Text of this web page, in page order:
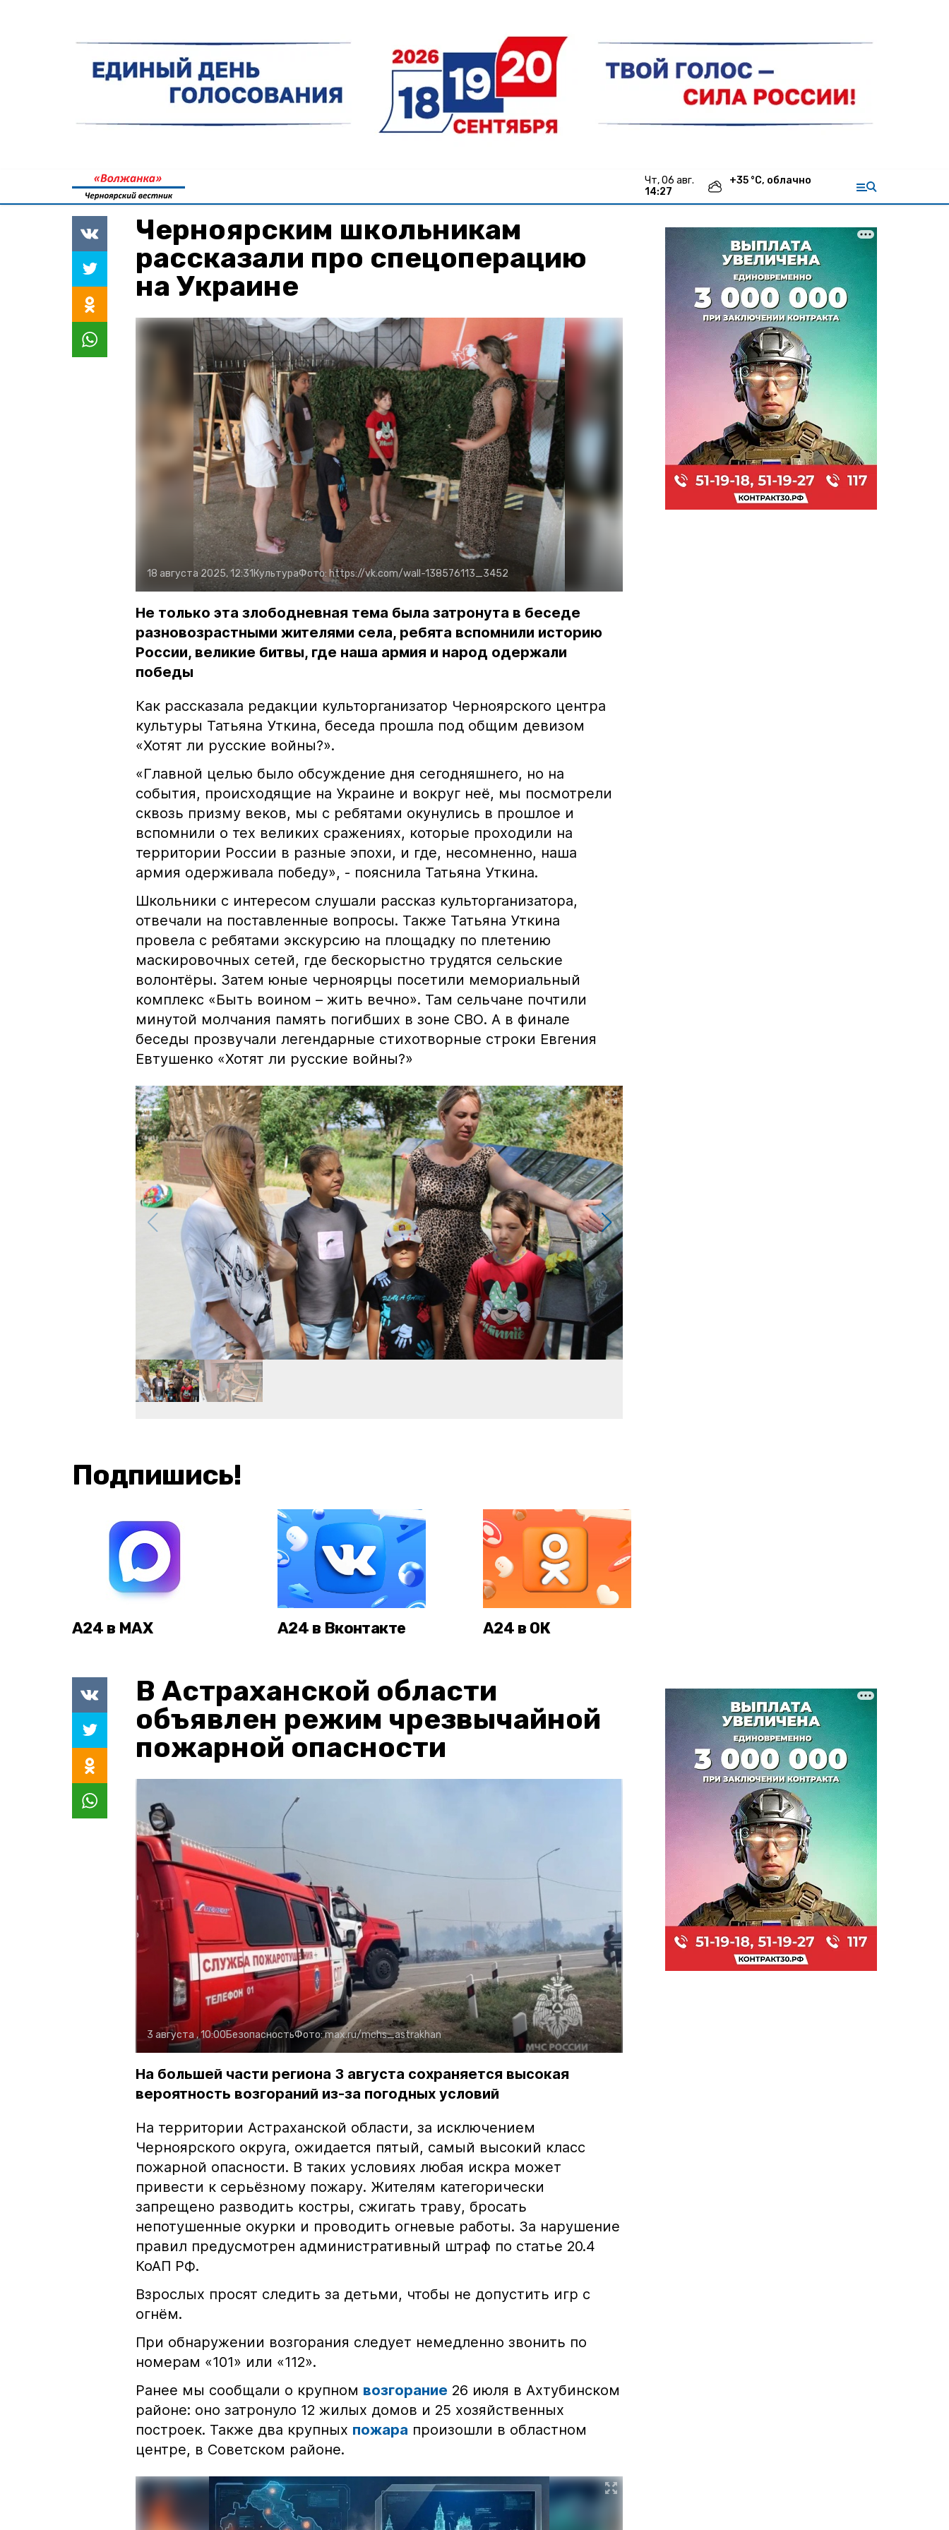
чт, 06 авг.
14:27
+35 °С, облачно
Черноярским школьникам
рассказали про спецоперацию
на Украине
18 августа 2025, 12:31 КультураФото: https://vk.com/wall-138576113_3452
Не только эта злободневная тема была затронута в беседе
разновозрастными жителями села, ребята вспомнили историю
России, великие битвы, где наша армия и народ одержали
победы
Как рассказала редакции культорганизатор Черноярского центра
культуры Татьяна Уткина, беседа прошла под общим девизом
«Хотят ли русские войны?».
«Главной целью было обсуждение дня сегодняшнего, но на
события, происходящие на Украине и вокруг неё, мы посмотрели
сквозь призму веков, мы с ребятами окунулись в прошлое и
вспомнили о тех великих сражениях, которые проходили на
территории России в разные эпохи, и где, несомненно, наша
армия одерживала победу», - пояснила Татьяна Уткина.
Школьники с интересом слушали рассказ культорганизатора,
отвечали на поставленные вопросы. Также Татьяна Уткина
провела с ребятами экскурсию на площадку по плетению
маскировочных сетей, где бескорыстно трудятся сельские
волонтёры. Затем юные черноярцы посетили мемориальный
комплекс «Быть воином – жить вечно». Там сельчане почтили
минутой молчания память погибших в зоне СВО. А в финале
беседы прозвучали легендарные стихотворные строки Евгения
Евтушенко «Хотят ли русские войны?»
Подпишись!
А24 в MAX А24 в Вконтакте А24 в ОК
В Астраханской области
объявлен режим чрезвычайной
пожарной опасности
3 августа , 10:00БезопасностьФото:max.ru/mchs_astrakhan
На большей части региона 3 августа сохраняется высокая
вероятность возгораний из-за погодных условий
На территории Астраханской области, за исключением
Черноярского округа, ожидается пятый, самый высокий класс
пожарной опасности. В таких условиях любая искра может
привести к серьёзному пожару. Жителям категорически
запрещено разводить костры, сжигать траву, бросать
непотушенные окурки и проводить огневые работы. За нарушение
правил предусмотрен административный штраф по статье 20.4
КоАП РФ.
Взрослых просят следить за детьми, чтобы не допустить игр с
огнём.
При обнаружении возгорания следует немедленно звонить по
номерам «101» или «112».
Ранее мы сообщали о крупном возгорание 26 июля в Ахтубинском
районе: оно затронуло 12 жилых домов и 25 хозяйственных
построек. Также два крупных пожара произошли в областном
центре, в Советском районе.